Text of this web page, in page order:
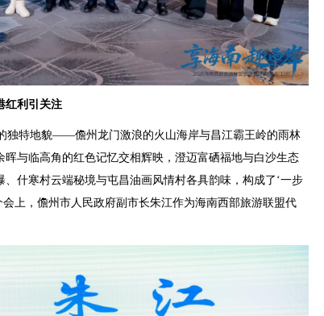
红利引关注
独特地貌——儋州龙门激浪的火山海岸与昌江霸王岭的雨林
与临高角的红色记忆交相辉映，澄迈富硒福地与白沙生态
什寒村云端秘境与屯昌油画风情村各具韵味，构成了‘一步
上，儋州市人民政府副市长朱江作为海南西部旅游联盟代